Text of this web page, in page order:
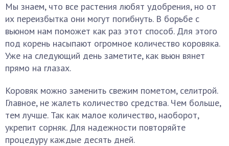
Мы знаем, что все растения любят удобрения, но от
их переизбытка они могут погибнуть. В борьбе с
вьюном нам поможет как раз этот способ. Для этого
под корень насыпают огромное количество коровяка.
Уже на следующий день заметите, как вьюн вянет
прямо на глазах.
Коровяк можно заменить свежим пометом, селитрой.
Главное, не жалеть количество средства. Чем больше,
тем лучше. Так как малое количество, наоборот,
укрепит сорняк. Для надежности повторяйте
процедуру каждые десять дней.